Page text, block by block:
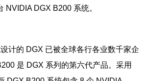
NVIDIA DGX B200 系统。
计的 DGX 已被全球各行各业数千家企
是 DGX 系列的第六代产品。采用